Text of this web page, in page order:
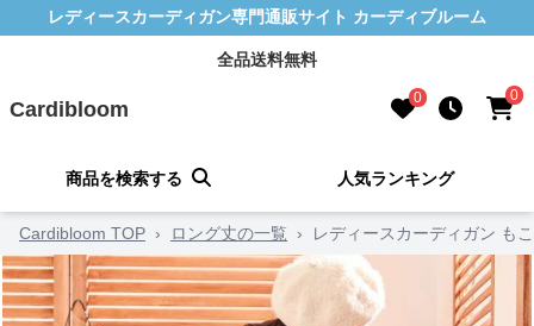
レディースカーディガン専門通販サイト カーディブルーム
全品送料無料
Cardibloom 0 0
商品を検索する 人気ランキング
Cardibloom TOP › ロング丈の一覧 › レディースカーディガン も